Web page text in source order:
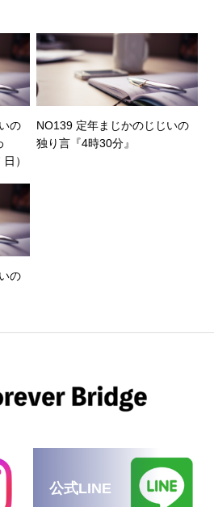
）
NO139 定年まじかのじじいの
独り言『4時30分』
の
公式LINE